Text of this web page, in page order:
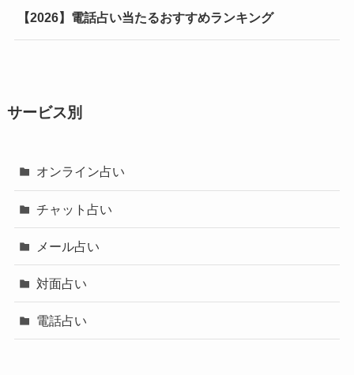
【2026】電話占い当たるおすすめランキング
サービス別
オンライン占い
チャット占い
メール占い
対面占い
電話占い